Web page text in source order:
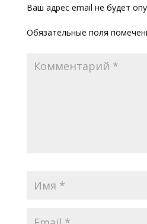
Ваш адрес email не будет
Обязательные поля